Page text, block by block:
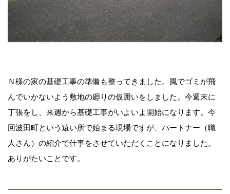
Ｎ様の家の基礎工事の準備も整ってきました。風でゴミが飛
んでいかないよう敷地の廻りの仮囲いをしました。今週末に
丁張をし、来週から基礎工事がいよいよ開始になります。今
回波田町という遠い所で始まる現場ですが、パートナー（職
人さん）の紹介で仕事をさせていただくことになりました。
ありがたいことです。